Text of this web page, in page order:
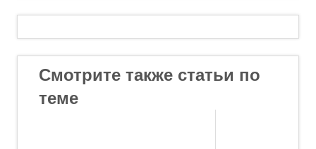
Смотрите также статьи по
теме